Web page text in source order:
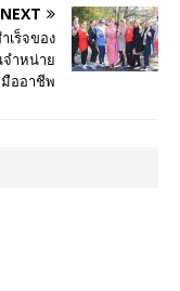
NEXT
เร็จของ
ำหน่าย
มืออาชีพ